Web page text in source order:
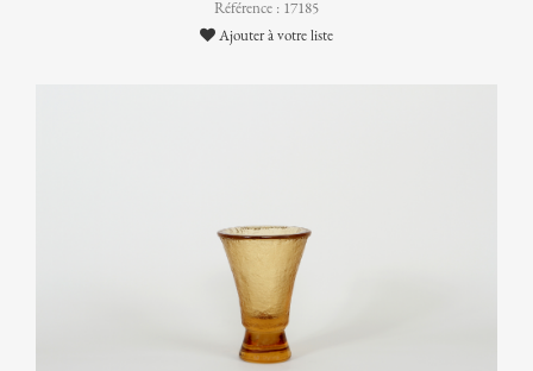
Référence : 17185
Ajouter à votre liste